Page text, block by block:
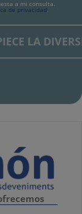
a mi consulta.
de privacidad